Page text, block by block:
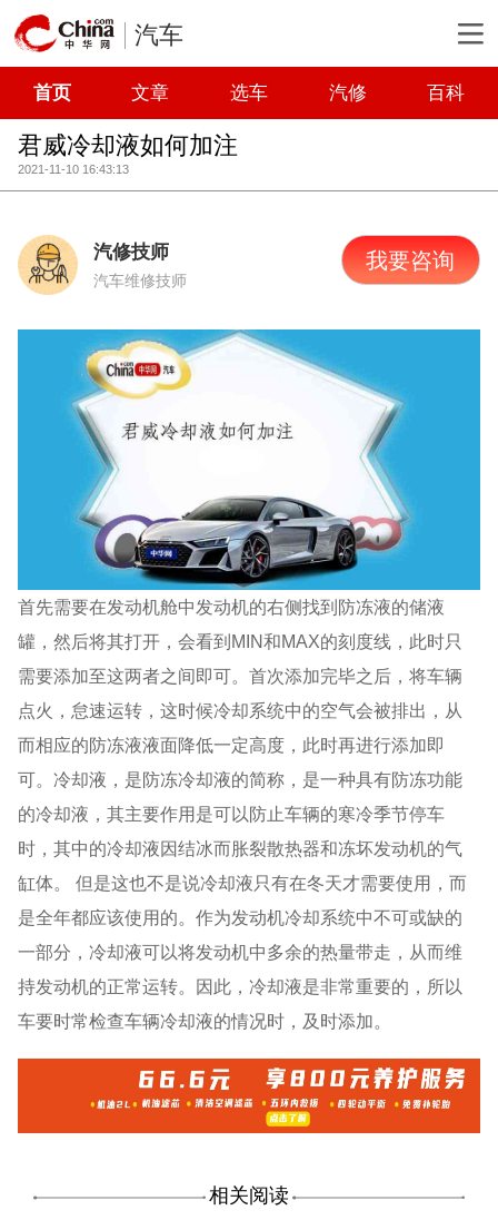
汽车
首页 文章 选车 汽修 百科
君威冷却液如何加注
2021-11-10 16:43:13
汽修技师
汽车维修技师
我要咨询
首先需要在发动机舱中发动机的右侧找到防冻液的储液
罐，然后将其打开，会看到MIN和MAX的刻度线，此时只
需要添加至这两者之间即可。首次添加完毕之后，将车辆
点火，怠速运转，这时候冷却系统中的空气会被排出，从
而相应的防冻液液面降低一定高度，此时再进行添加即
可。冷却液，是防冻冷却液的简称，是一种具有防冻功能
的冷却液，其主要作用是可以防止车辆的寒冷季节停车
时，其中的冷却液因结冰而胀裂散热器和冻坏发动机的气
缸体。 但是这也不是说冷却液只有在冬天才需要使用，而
是全年都应该使用的。作为发动机冷却系统中不可或缺的
一部分，冷却液可以将发动机中多余的热量带走，从而维
持发动机的正常运转。因此，冷却液是非常重要的，所以
车要时常检查车辆冷却液的情况时，及时添加。
相关阅读